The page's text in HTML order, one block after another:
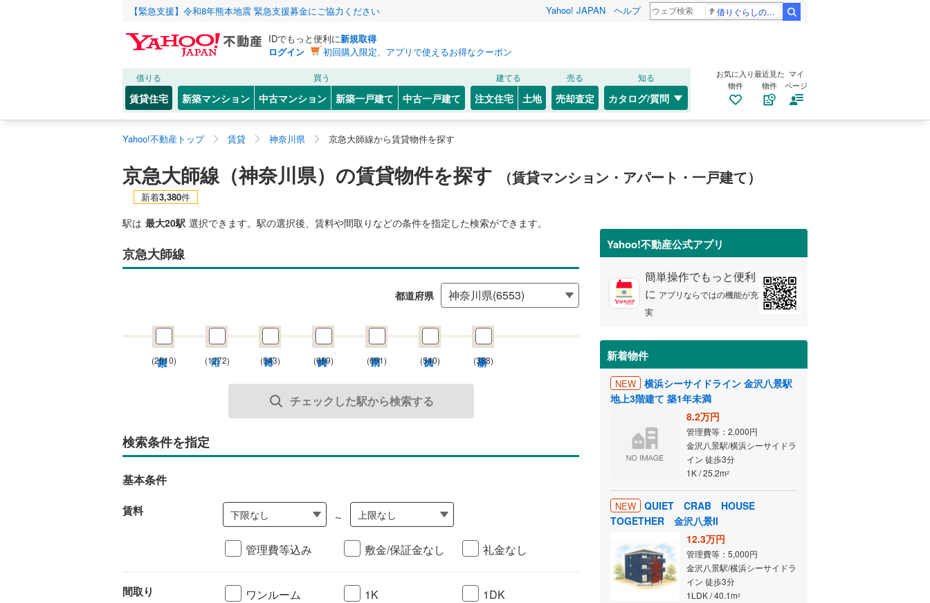
【緊急支援】令和8年熊本地震 緊急支援募金にご協力ください Yahoo! JAPAN ヘルプ 借りぐらしのアリエッティ 耳をすませば
IDでもっと便利に新規取得
ログイン
初回購入限定、アプリで使えるお得なクーポン
借りる
賃貸住宅
買う
新築マンション 中古マンション 新築一戸建て 中古一戸建て
建てる
注文住宅 土地
売る
売却査定
知る
カタログ/質問
お気に入り
物件
最近見た
物件
マイ
ページ
Yahoo!不動産トップ 賃貸 神奈川県 京急大師線から賃貸物件を探す
京急大師線（神奈川県）の賃貸物件を探す （賃貸マンション・アパート・一戸建て）
新着3,380件
駅は 最大20駅 選択できます。駅の選択後、賃料や間取りなどの条件を指定した検索ができます。
京急大師線
都道府県
(2510) (1272) (543) (659) (691) (540) (338)
チェックした駅から検索する
検索条件を指定
基本条件
賃料 下限なし ～ 上限なし
管理費等込み 敷金/保証金なし 礼金なし
間取り ワンルーム 1K 1DK
Yahoo!不動産公式アプリ
簡単操作でもっと便利
に アプリならではの機能が充
実
新着物件
NEW
横浜シーサイドライン 金沢八景駅
地上3階建て 築1年未満
8.2万円
管理費等：2,000円
金沢八景駅/横浜シーサイドラ
イン 徒歩3分
1K / 25.2m2
NEW
QUIET CRAB HOUSE
TOGETHER 金沢八景II
12.3万円
管理費等：5,000円
金沢八景駅/横浜シーサイドラ
イン 徒歩3分
1LDK / 40.1m2